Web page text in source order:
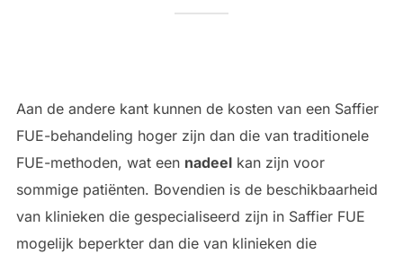
Aan de andere kant kunnen de kosten van een Saffier
FUE-behandeling hoger zijn dan die van traditionele
FUE-methoden, wat een nadeelkan zijn voor
sommige patiënten. Bovendien is de beschikbaarheid
van klinieken die gespecialiseerd zijn in Saffier FUE
mogelijk beperkter dan die van klinieken die